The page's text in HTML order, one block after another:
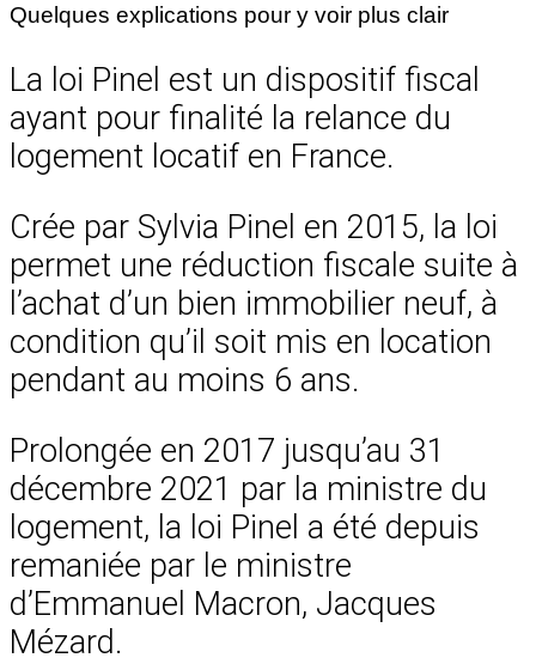
Quelques explications pour y voir plus clair
La loi Pinel est un dispositif fiscal
ayant pour finalité la relance du
logement locatif en France.
Crée par Sylvia Pinel en 2015, la loi
permet une réduction fiscale suite à
l’achat d’un bien immobilier neuf, à
condition qu’il soit mis en location
pendant au moins 6 ans.
Prolongée en 2017 jusqu’au 31
décembre 2021 par la ministre du
logement, la loi Pinel a été depuis
remaniée par le ministre
d’Emmanuel Macron, Jacques
Mézard.